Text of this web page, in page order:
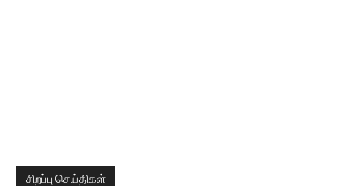
சிறப்பு செய்திகள்